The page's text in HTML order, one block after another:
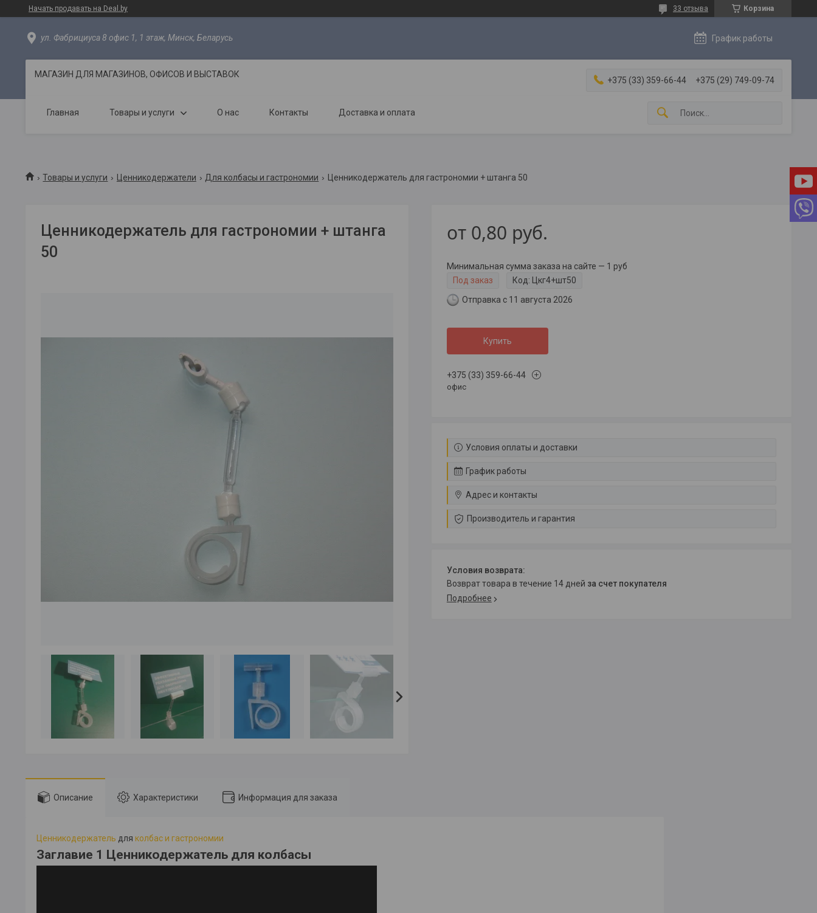
Начать продавать на Deal.by Корзина
33 отзыва
ул. Фабрициуса 8 офис 1, 1 этаж, Минск, Беларусь График работы
МАГАЗИН ДЛЯ МАГАЗИНОВ, ОФИСОВ И ВЫСТАВОК
+375 (33) 359-66-44 +375 (29) 749-09-74
Главная Товары и услуги О нас Контакты Доставка и оплата
Товары и услуги Ценникодержатели Для колбасы и гастрономии Ценникодержатель для гастрономии + штанга 50
Ценникодержатель для гастрономии + штанга
50
от 0,80 руб.
Минимальная сумма заказа на сайте — 1 руб
Под заказ
Код:
Цкг4+шт50
Отправка с 11 августа 2026
Купить
+375 (33) 359-66-44
офис
Условия оплаты и доставки
График работы
Адрес и контакты
Производитель и гарантия
возврат товара в течение 14 дней за счет покупателя
Подробнее
Описание Характеристики Информация для заказа
Ценникодержатель для колбас и гастрономии
Заглавие 1 Ценникодержатель для колбасы